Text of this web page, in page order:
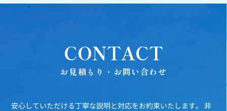
CONTACT
お見積もり・お問い合わせ
安心していただける丁寧な説明と対応をお約束いたします。
非